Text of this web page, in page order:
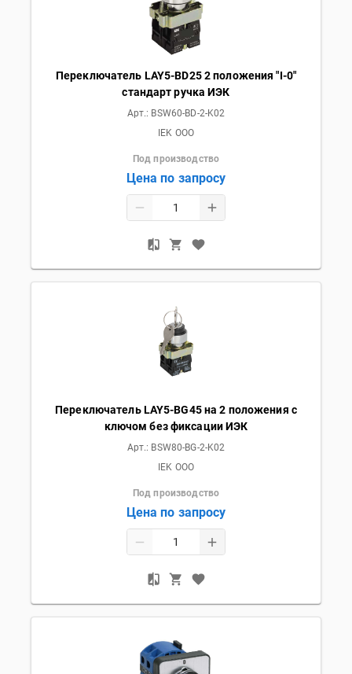
Переключатель LAY5-BD25 2 положения "I-0"
стандарт ручка ИЭК
Арт.: BSW60-BD-2-K02
IEK OOO
Под производство
Цена по запросу
Переключатель LAY5-BG45 на 2 положения с
ключом без фиксации ИЭК
Арт.: BSW80-BG-2-K02
IEK OOO
Под производство
Цена по запросу